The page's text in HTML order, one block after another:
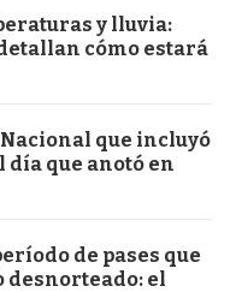
y lluvia:
cómo estará
que incluyó
día que anotó en
de pases que
desnorteado: el